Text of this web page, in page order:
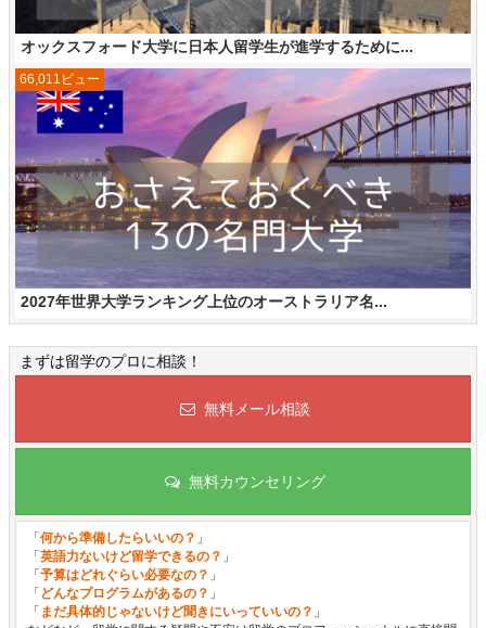
オックスフォード大学に日本人留学生が進学するために...
2027年世界大学ランキング上位のオーストラリア名...
66,011ビュー
まずは留学のプロに相談！
無料メール相談
無料カウンセリング
「何から準備したらいいの？ 」
「英語力ないけど留学できるの？ 」
「予算はどれぐらい必要なの？ 」
「 どんなプログラムがあるの？ 」
「 まだ具体的じゃないけど聞きにいっていいの？ 」